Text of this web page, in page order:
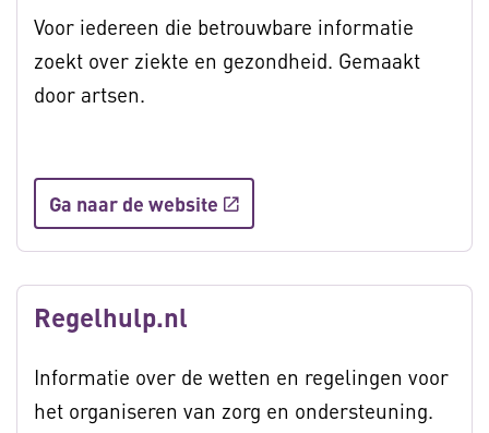
Voor iedereen die betrouwbare informatie
zoekt over ziekte en gezondheid. Gemaakt
door artsen.
Ga naar de website
Regelhulp.nl
Informatie over de wetten en regelingen voor
het organiseren van zorg en ondersteuning.